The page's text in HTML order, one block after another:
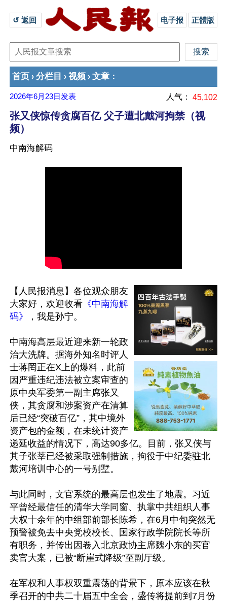
↺ 返回 电子报 正體版
首页 › 分栏目 › 视频 › 文章 ：
2026年6月23日 发表 人气： 45,102
张又侠惊传贪腐百亿 父子遭北戴河拘禁（视
频）
中南海解码
【人民报消息】各位观众朋友
大家好，欢迎收看 《中南海解
码》
，我是孙宁。
中南海高层最近迎来新一轮政
治大洗牌。据海外知名时评人
士蒋罔正在X上的爆料，此前
因严重违纪违法被立案审查的
原中央军委第一副主席张又
侠，其贪腐和涉案资产在清算
后已经“突破百亿”，其中境外
资产包的金额，在未统计资产
递延收益的情况下，高达90多亿。目前，张又侠与
其子张莘已经被采取强制措施，拘役于中纪委驻北
戴河培训中心的一号别墅。
与此同时，文官系统的最高层也发生了地震。习近
平曾经最信任的清华大学同窗、执掌中共组织人事
大权十余年的中组部前部长陈希，在6月中旬突然无
预警被免去中央党校校长、国家行政学院院长等所
有职务，并传出因卷入北京政协主席魏小东的买官
卖官大案，已被“断崖式降级”至副厅级。
在军权和人事权双重震荡的背景下，原本应该在秋
季召开的中共二十届五中全会，盛传将提前到7月份